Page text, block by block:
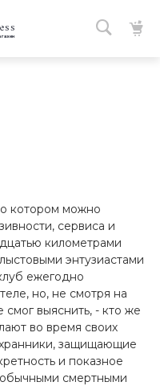
котором можно
сервиса и
километрами
энтузиастами
ежегодно
но, не смотря на
выяснить, - кто же
во время своих
защищающие
и показное
смертными